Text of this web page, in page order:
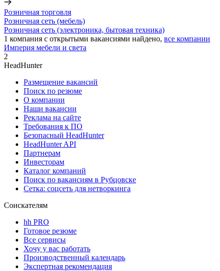
Розничная торговля
Розничная сеть (мебель)
Розничная сеть (электроника, бытовая техника)
1 компания с открытыми вакансиями найдено, все компании
Империя мебели и света
2
HeadHunter
Размещение вакансий
Поиск по резюме
О компании
Наши вакансии
Реклама на сайте
Требования к ПО
Безопасный HeadHunter
HeadHunter API
Партнерам
Инвесторам
Каталог компаний
Поиск по вакансиям в Рубцовске
Сетка: соцсеть для нетворкинга
Соискателям
hh PRO
Готовое резюме
Все сервисы
Хочу у вас работать
Производственный календарь
Экспертная рекомендация